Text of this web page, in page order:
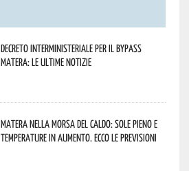
Decreto interministeriale per il Bypass
Matera: le ultime notizie
Matera nella morsa del caldo: sole pieno e
temperature in aumento. Ecco le previsioni